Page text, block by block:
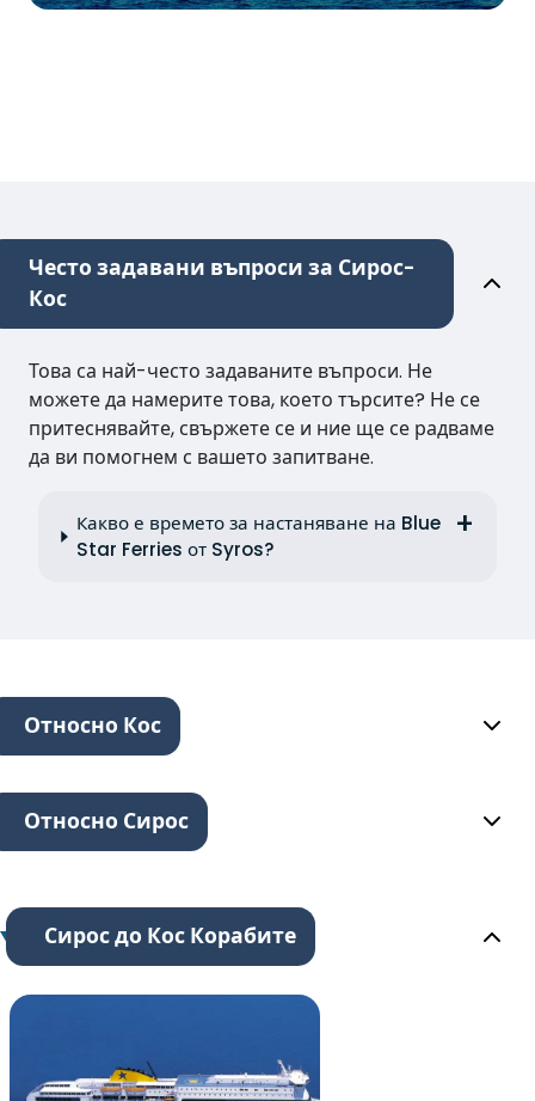
Често задавани въпроси за Сирос-
Кос
Това са най-често задаваните въпроси. Не
можете да намерите това, което търсите? Не се
притеснявайте, свържете се и ние ще се радваме
да ви помогнем с вашето запитване.
Какво е времето за настаняване на Blue
Star Ferries от Syros?
Относно Кос
Относно Сирос
Сирос до Кос Корабите